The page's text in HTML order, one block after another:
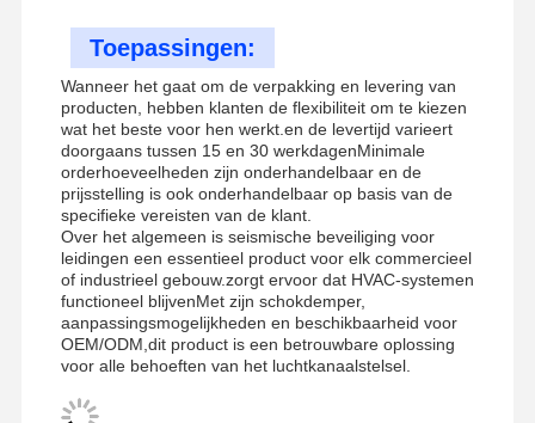
Seismische beugels voor kabelbakken
4 Weg van seismische beugel
geallieerde hoekbeugels
draaikabeltrek
Accessoires voor kabelmanden
Zonnepaneelrailbeugels
Toestellen voor zonne-installatie
Toepassingen:
Wanneer het gaat om de verpakking en levering van
producten, hebben klanten de flexibiliteit om te kiezen
wat het beste voor hen werkt.en de levertijd varieert
doorgaans tussen 15 en 30 werkdagenMinimale
orderhoeveelheden zijn onderhandelbaar en de
prijsstelling is ook onderhandelbaar op basis van de
specifieke vereisten van de klant.
Over het algemeen is seismische beveiliging voor
leidingen een essentieel product voor elk commercieel
of industrieel gebouw.zorgt ervoor dat HVAC-systemen
functioneel blijvenMet zijn schokdemper,
aanpassingsmogelijkheden en beschikbaarheid voor
OEM/ODM,dit product is een betrouwbare oplossing
voor alle behoeften van het luchtkanaalstelsel.